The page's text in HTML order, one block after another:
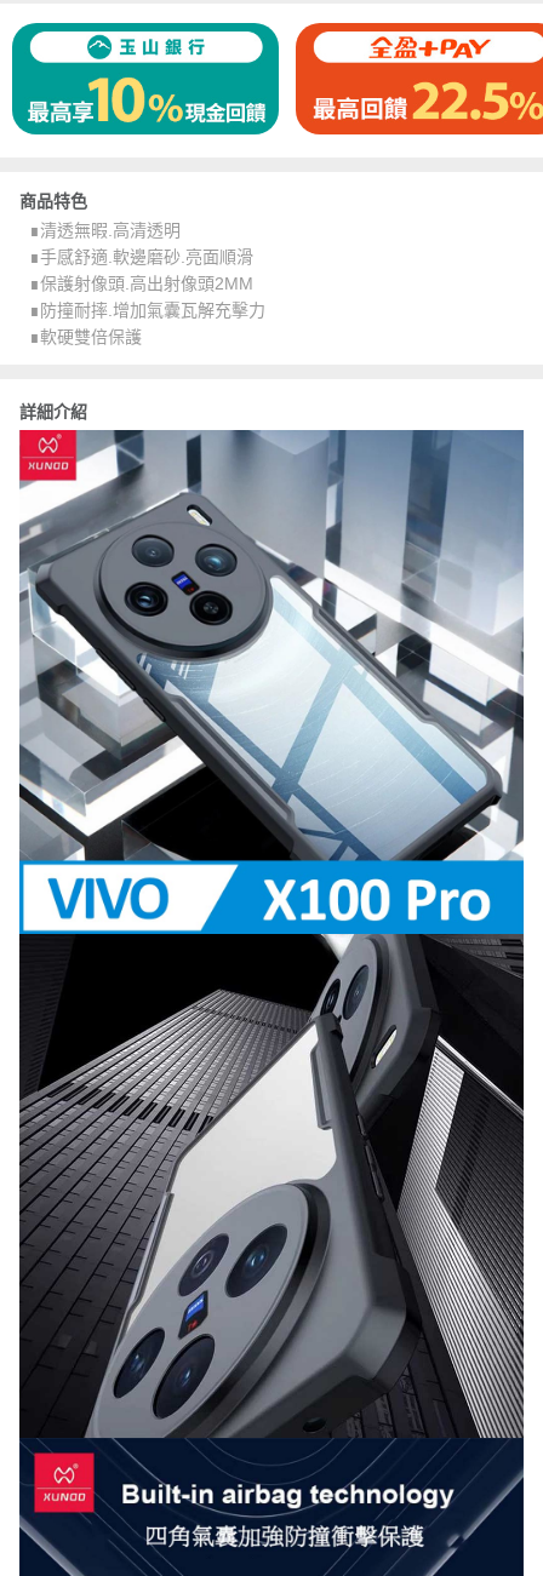
商品特色
∎清透無暇.高清透明
∎手感舒適.軟邊磨砂.亮面順滑
∎保護射像頭.高出射像頭2MM
∎防撞耐摔.增加氣囊瓦解充擊力
∎軟硬雙倍保護
詳細介紹